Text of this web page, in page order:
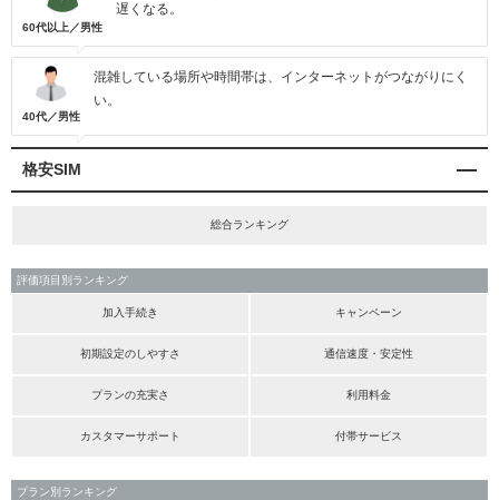
60代以上／男性
遅くなる。
40代／男性
混雑している場所や時間帯は、インターネットがつながりにく
い。
格安SIM
総合ランキング
評価項目別ランキング
加入手続き キャンペーン
初期設定のしやすさ 通信速度・安定性
プランの充実さ 利用料金
カスタマーサポート 付帯サービス
プラン別ランキング